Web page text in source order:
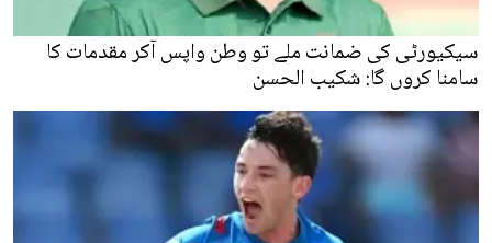
سیکیورٹی کی ضمانت ملے تو وطن واپس آکر مقدمات کا
سامنا کروں گا: شکیب الحسن